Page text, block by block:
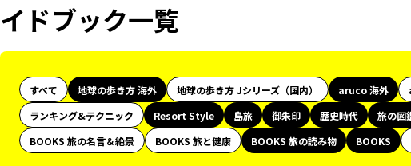
イドブック一覧
すべて 地球の歩き方 海外 地球の歩き方 Jシリーズ（国内） aruco 海外
ランキング&テクニック
Resort Style 島旅 御朱印 歴史時代 旅の図
BOOKS 旅の名言＆絶景
BOOKS 旅と健康 BOOKS 旅の読み物 BOOKS